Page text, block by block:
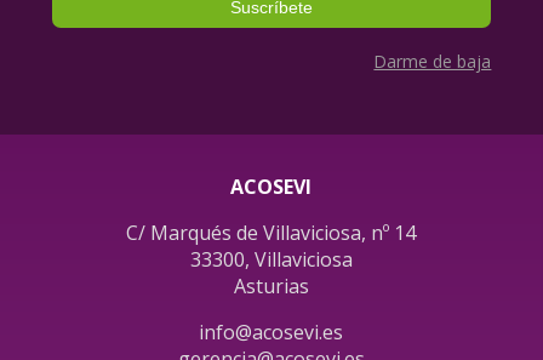
Darme de baja
ACOSEVI
C/ Marqués de Villaviciosa, nº 14
33300, Villaviciosa
Asturias
info@acosevi.es